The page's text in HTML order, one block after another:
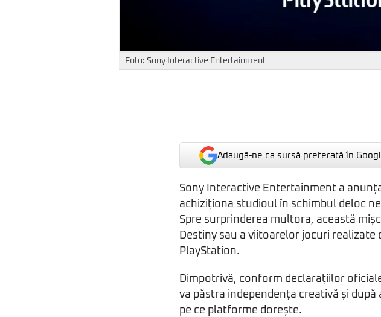
Foto: Sony Interactive Entertainment
Adaugă-ne ca sursă preferată în
Sony Interactive Entertainment a
achiziționa studioul în schimbul deloc
Spre surprinderea multora, această
Destiny sau a viitoarelor jocuri
PlayStation.
Dimpotrivă, conform declarațiilor
va păstra independența creativă și
pe ce platforme dorește.